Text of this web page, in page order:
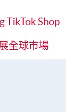
TikTok Shop
全球市場